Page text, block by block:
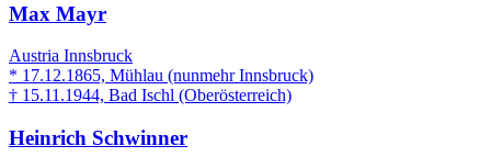
Max Mayr
Austria Innsbruck
* 17.12.1865, Mühlau (nunmehr Innsbruck)
† 15.11.1944, Bad Ischl (Oberösterreich)
Heinrich Schwinner